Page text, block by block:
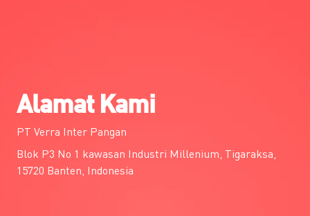
Alamat Kami
PT Verra Inter Pangan
Blok P3 No 1 kawasan Industri Millenium, Tigaraksa,
15720 Banten, Indonesia